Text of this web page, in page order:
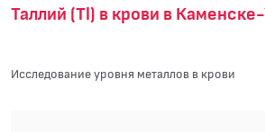
Таллий (Tl) в крови в
Исследование уровня металлов в крови